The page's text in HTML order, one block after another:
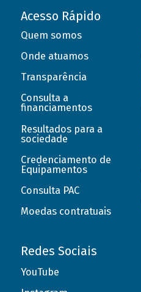
Acesso Rápido
Quem somos
Onde atuamos
Transparência
Consulta a
financiamentos
Resultados para a
sociedade
Credenciamento de
Equipamentos
Consulta PAC
Moedas contratuais
Redes Sociais
YouTube